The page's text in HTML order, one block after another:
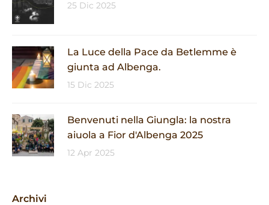
25 Dic 2025
La Luce della Pace da Betlemme è
giunta ad Albenga.
15 Dic 2025
Benvenuti nella Giungla: la nostra
aiuola a Fior d'Albenga 2025
12 Apr 2025
Archivi